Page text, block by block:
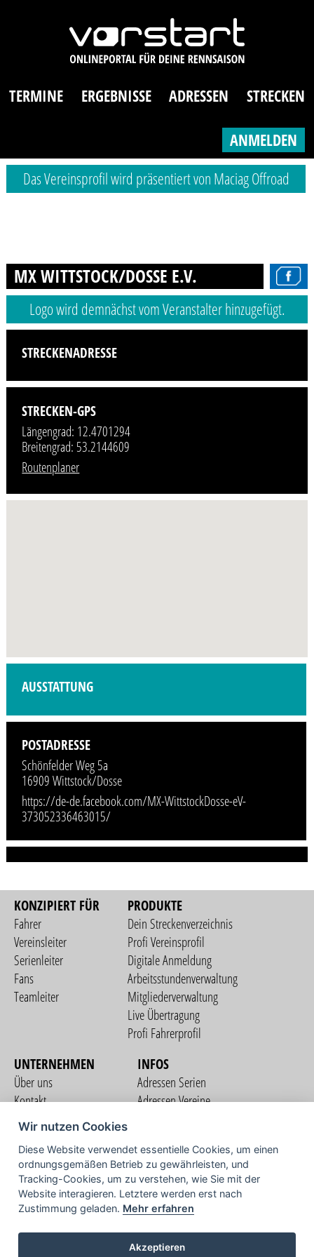
TERMINE ERGEBNISSE ADRESSEN STRECKEN
ANMELDEN
Das Vereinsprofil wird präsentiert von Maciag Offroad
MX WITTSTOCK/DOSSE E.V.
Logo wird demnächst vom Veranstalter hinzugefügt.
STRECKENADRESSE
STRECKEN-GPS
Längengrad: 12.4701294
Breitengrad: 53.2144609
Routenplaner
Profilbild wird demnächst vom Veranstalter hinzugefügt.
AUSSTATTUNG
POSTADRESSE
Schönfelder Weg 5a
16909 Wittstock/Dosse
https://de-de.facebook.com/MX-WittstockDosse-eV-
373052336463015/
KONZIPIERT FÜR
Fahrer
Vereinsleiter
Serienleiter
Fans
Teamleiter
PRODUKTE
Dein Streckenverzeichnis
Profi Vereinsprofil
Digitale Anmeldung
Arbeitsstundenverwaltung
Mitgliederverwaltung
Live Übertragung
Profi Fahrerprofil
UNTERNEHMEN
Über uns
Kontakt
Nutzungsbedingungen
Datenschutzerklärung
Impressum
INFOS
Adressen Serien
Adressen Vereine
COMMUNITY
TV
Wir nutzen Cookies
Diese Website verwendet essentielle Cookies, um einen
ordnungsgemäßen Betrieb zu gewährleisten, und
Tracking-Cookies, um zu verstehen, wie Sie mit der
Website interagieren. Letztere werden erst nach
Zustimmung geladen. Mehr erfahren
Akzeptieren